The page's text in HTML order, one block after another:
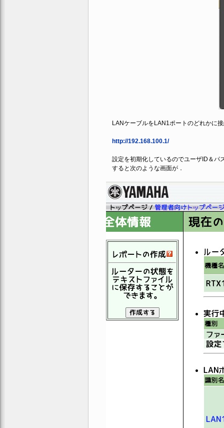
LANケーブルをLAN1ポートのどれかに
http://192.168.100.1/
設定を初期化しているのでユーザID＆パ
すると次のような画面が．